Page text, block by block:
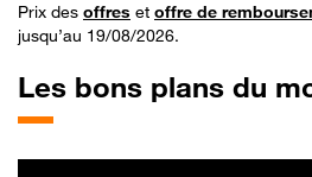
Prix des offres et offre de
jusqu’au 19/08/2026.
Les bons plans du